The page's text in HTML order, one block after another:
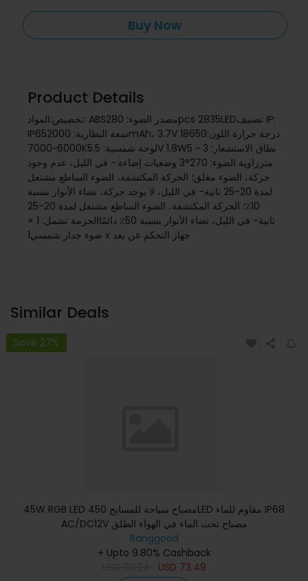
Buy Now
Product Details
تخصيص:المواد: ABSمصدر الضوء: 280pcs 2835LEDتصنيف IP:
IP65سعة البطارية: 2000mAh، 3.7V 18650درجة حرارة اللون:
6000~7000Kلوحة شمسية: 5.5V 1.8Wنطاق الاستشعار: 3 ~ 5
مترزاوية الضوء: 270° 3 وضعيات إضاءة:- في الليل، عدم وجود
حركة، الضوء مغلق؛ الحركة المكتشفة، الضوء الساطع مشتعل
لمدة 20-25 ثانية- في الليل، لا يوجد حركة، تضاء الأنوار بنسبة
10٪؛ الحركة المكتشفة، الضوء الساطع مشتعل لمدة 20-25
ثانية- في الليل، تضاء الأنوار بنسبة 50٪ دائمًاالحزمة تشمل: 1 ×
ضوء جدار شمسي1 x جهاز التحكم عن بعد
Similar Deals
Save 27%
45W RGB LED مصباح سباحة للمسابح 450LED مقاوم للماء IP68
AC/DC12V مصباح تحت الماء في الهواء الطلق
Banggood
+ Upto 9.80% Cashback
USD 73.49